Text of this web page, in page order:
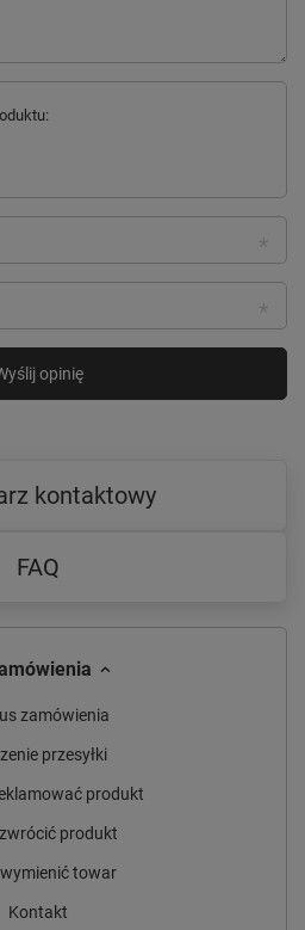
opinię
kontaktowy
FAQ
zamówienia
przesyłki
produkt
produkt
wymienić towar
Kontakt